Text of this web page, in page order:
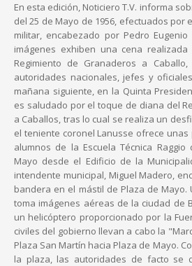
En esta edición, Noticiero T.V. informa
del 25 de Mayo de 1956, efectuados por
militar, encabezado por Pedro
imágenes exhiben una cena
Regimiento de Granaderos a
autoridades nacionales, jefes y
mañana siguiente, en la Quinta
es saludado por el toque de diana del
a Caballos, tras lo cual se realiza un
el teniente coronel Lanusse ofrece unas
alumnos de la Escuela Técnica
Mayo desde el Edificio de la
intendente municipal, Miguel Madero,
bandera en el mástil de Plaza de Mayo.
toma imágenes aéreas de la ciudad de
un helicóptero proporcionado por la
civiles del gobierno llevan a cabo la
Plaza San Martín hacia Plaza de Mayo.
la plaza, las autoridades de facto se